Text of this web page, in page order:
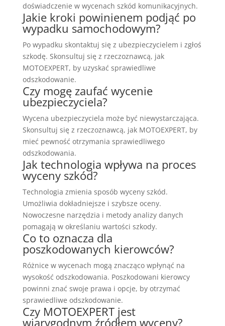
doświadczenie w wycenach szkód komunikacyjnych.
Jakie kroki powinienem podjąć po
wypadku samochodowym?
Po wypadku skontaktuj się z ubezpieczycielem i zgłoś
szkodę. Skonsultuj się z rzeczoznawcą, jak
MOTOEXPERT, by uzyskać sprawiedliwe
odszkodowanie.
Czy mogę zaufać wycenie
ubezpieczyciela?
Wycena ubezpieczyciela może być niewystarczająca.
Skonsultuj się z rzeczoznawcą, jak MOTOEXPERT, by
mieć pewność otrzymania sprawiedliwego
odszkodowania.
Jak technologia wpływa na proces
wyceny szkód?
Technologia zmienia sposób wyceny szkód.
Umożliwia dokładniejsze i szybsze oceny.
Nowoczesne narzędzia i metody analizy danych
pomagają w określaniu wartości szkody.
Co to oznacza dla
poszkodowanych kierowców?
Różnice w wycenach mogą znacząco wpłynąć na
wysokość odszkodowania. Poszkodowani kierowcy
powinni znać swoje prawa i opcje, by otrzymać
sprawiedliwe odszkodowanie.
Czy MOTOEXPERT jest
wiarygodnym źródłem wyceny?